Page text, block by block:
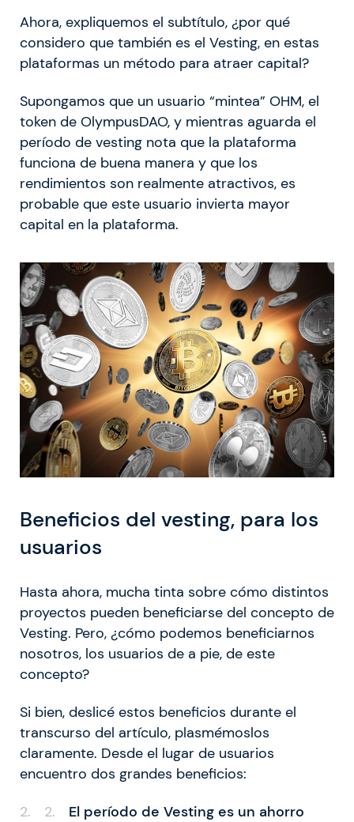
Ahora, expliquemos el subtítulo, ¿por qué
considero que también es el Vesting, en estas
plataformas un método para atraer capital?
Supongamos que un usuario “mintea” OHM, el
token de OlympusDAO, y mientras aguarda el
período de vesting nota que la plataforma
funciona de buena manera y que los
rendimientos son realmente atractivos, es
probable que este usuario invierta mayor
capital en la plataforma.
Beneficios del vesting, para los
usuarios
Hasta ahora, mucha tinta sobre cómo distintos
proyectos pueden beneficiarse del concepto de
Vesting. Pero, ¿cómo podemos beneficiarnos
nosotros, los usuarios de a pie, de este
concepto?
Si bien, deslicé estos beneficios durante el
transcurso del artículo, plasmémoslos
claramente. Desde el lugar de usuarios
encuentro dos grandes beneficios:
El período de Vesting es un ahorro